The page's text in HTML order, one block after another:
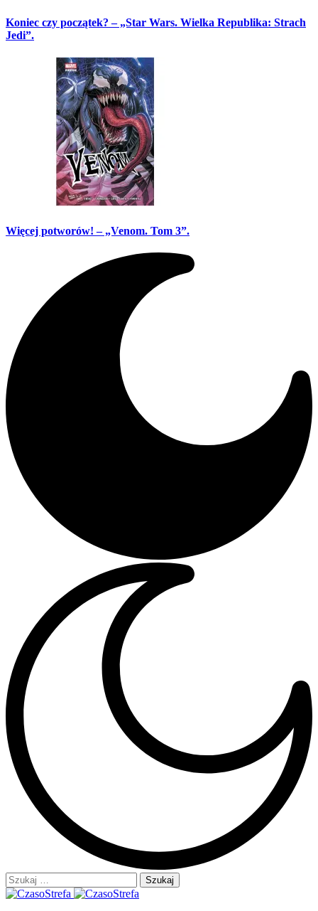
Koniec czy początek? – „Star Wars. Wielka Republika: Strach
Jedi”.
Więcej potworów! – „Venom. Tom 3”.
Szukaj: